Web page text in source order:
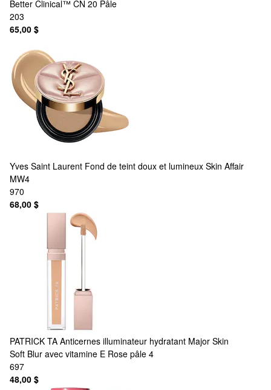
Better Clinical™ CN 20 Pâle
203
65,00 $
Yves Saint Laurent Fond de teint doux et lumineux Skin Affair
MW4
970
68,00 $
PATRICK TA Anticernes illuminateur hydratant Major Skin
Soft Blur avec vitamine E Rose pâle 4
697
48,00 $